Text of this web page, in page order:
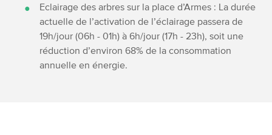
Eclairage des arbres sur la place d’Armes : La durée
actuelle de l’activation de l’éclairage passera de
19h/jour (06h - 01h) à 6h/jour (17h - 23h), soit une
réduction d’environ 68% de la consommation
annuelle en énergie.